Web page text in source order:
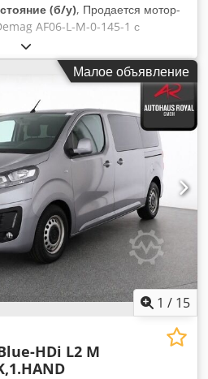
(б/у), Продается мотор-
AF06-L-M-0-145-1 с
ZBA90 A4 B020.
протестировано и готово к
хорошее, имеются
Примечания: одно
– это не влияет на работу и
редуктора, на пластиковом
небольшая трещина, которая не
Технические характеристики:
Mannesmann
AF06-L-M-0-145-1 Модель
A4 B020 Мощность: 1,1 кВт
тока, 50 Гц Напряжение
тока Номинальный ток: 2,80 А
1400 об/мин Выходная
число: i = 60,1
φ: 0,75 Степень защиты: IP54
Малое объявление
1 / 15
HDi L2 M